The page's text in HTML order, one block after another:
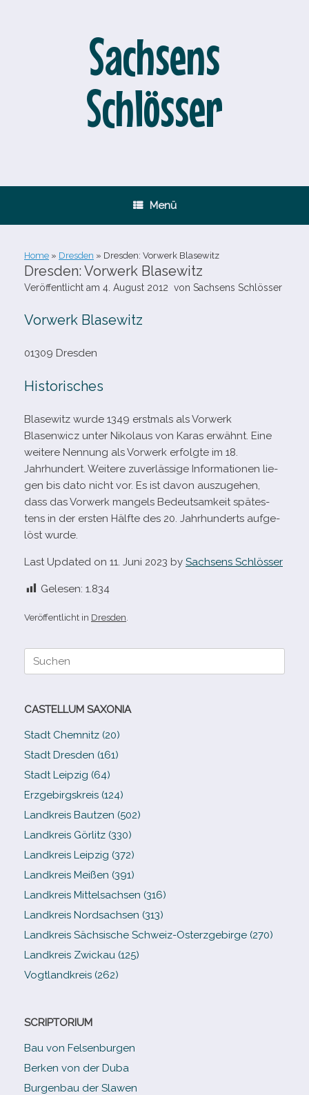
Sachsens
Schlösser
Menü
Home » Dresden » Dresden: Vorwerk Blasewitz
Dresden: Vorwerk Blasewitz
Veröffentlicht am 4. August 2012 von Sachsens Schlösser
Vorwerk Blasewitz
01309 Dresden
Historisches
Blasewitz wurde 1349 erst­mals als Vorwerk
Blasenwicz unter Nikolaus von Karas erwähnt. Eine
wei­tere Nennung als Vorwerk erfolgte im 18.
Jahrhundert. Weitere zuver­läs­sige Informationen lie­
gen bis dato nicht vor. Es ist davon aus­zu­ge­hen,
dass das Vorwerk man­gels Bedeutsamkeit spä­tes­
tens in der ers­ten Hälfte des 20. Jahrhunderts auf­ge­
löst wurde.
Last Updated on 11. Juni 2023 by Sachsens Schlösser
Gelesen: 1.834
Veröffentlicht in Dresden
Suche
CASTELLUM SAXONIA
Stadt Chemnitz (20)
Stadt Dresden (161)
Stadt Leipzig (64)
Erzgebirgskreis (124)
Landkreis Bautzen (502)
Landkreis Görlitz (330)
Landkreis Leipzig (372)
Landkreis Meißen (391)
Landkreis Mittelsachsen (316)
Landkreis Nordsachsen (313)
Landkreis Sächsische Schweiz-​Osterzgebirge (270)
Landkreis Zwickau (125)
Vogtlandkreis (262)
SCRIPTORIUM
Bau von Felsenburgen
Berken von der Duba
Burgenbau der Slawen